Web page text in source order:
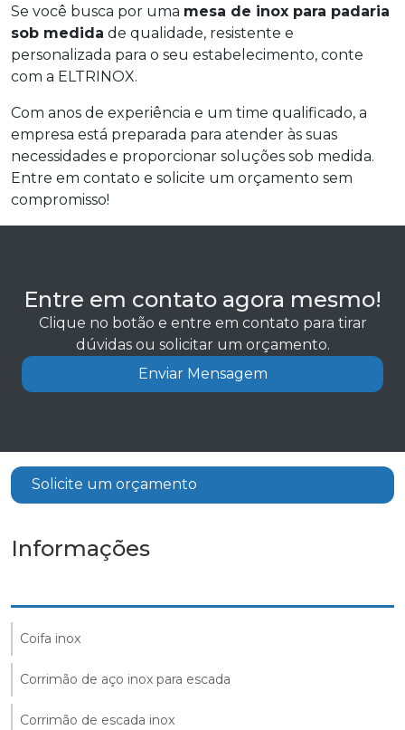
Se você busca por uma mesa de inox para padaria
sob medida de qualidade, resistente e
personalizada para o seu estabelecimento, conte
com a ELTRINOX.
Com anos de experiência e um time qualificado, a
empresa está preparada para atender às suas
necessidades e proporcionar soluções sob medida.
Entre em contato e solicite um orçamento sem
compromisso!
Entre em contato agora mesmo!
Clique no botão e entre em contato para tirar
dúvidas ou solicitar um orçamento.
Enviar Mensagem
Solicite um orçamento
Informações
Coifa inox
Corrimão de aço inox para escada
Corrimão de escada inox